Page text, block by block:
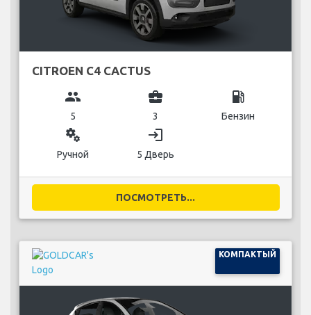
CITROEN C4 CACTUS
group
5
business_center
3
local_gas_station
Бензин
miscellaneous_services
Ручной
login
5 Дверь
ПОСМОТРЕТЬ...
КОМПАКТЫЙ